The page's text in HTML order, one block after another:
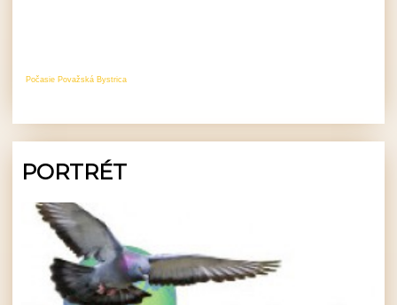
Počasie Považská Bystrica
PORTRÉT